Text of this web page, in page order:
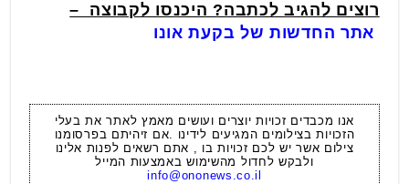
רוצים להגיב לכתבה? היכנסו לקבוצה –
אתר החדשות של בקעת אונו
אנו מכבדים זכויות יוצרים ועושים מאמץ לאתר את בעלי
הזכויות בצילומים המגיעים לידינו .אם זיהיתם בפרסומנו
צילום אשר יש לכם זכויות בו , אתם רשאים לפנות אלינו
ולבקש לחדול מהשימוש באמצעות המייל
info@ononews.co.il